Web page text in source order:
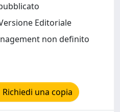
Editoriale
non definito
Richiedi una copia